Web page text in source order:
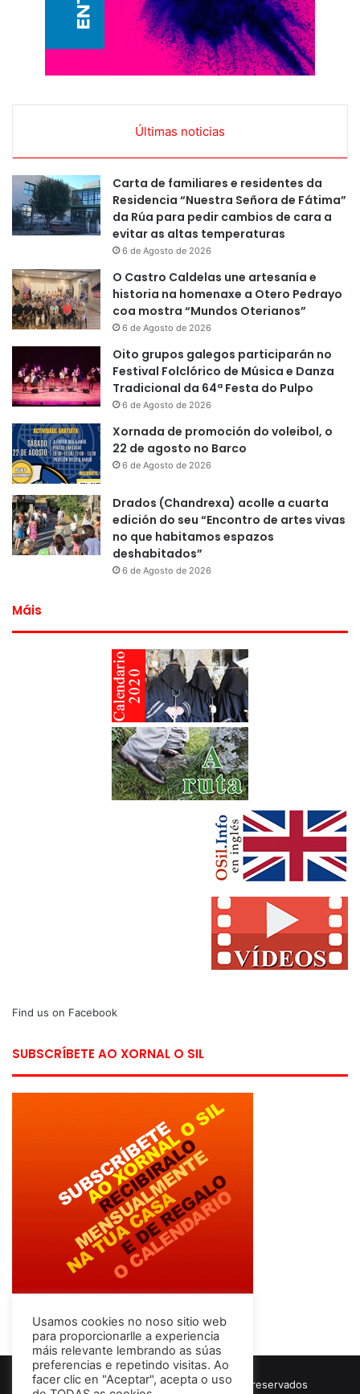
Últimas noticias
Carta de familiares e residentes da
Residencia “Nuestra Señora de Fátima”
da Rúa para pedir cambios de cara a
evitar as altas temperaturas
6 de Agosto de 2026
O Castro Caldelas une artesanía e
historia na homenaxe a Otero Pedrayo
coa mostra “Mundos Oterianos”
6 de Agosto de 2026
Oito grupos galegos participarán no
Festival Folclórico de Música e Danza
Tradicional da 64ª Festa do Pulpo
6 de Agosto de 2026
Xornada de promoción do voleibol, o
22 de agosto no Barco
6 de Agosto de 2026
Drados (Chandrexa) acolle a cuarta
edición do seu “Encontro de artes vivas
no que habitamos espazos
deshabitados”
6 de Agosto de 2026
Máis
Find us on Facebook
SUBSCRÍBETE AO XORNAL O SIL
© Copyright 2026, Todos los derechos reservados
Usamos cookies no noso sitio web
para proporcionarlle a experiencia
máis relevante lembrando as súas
preferencias e repetindo visitas. Ao
facer clic en "Aceptar", acepta o uso